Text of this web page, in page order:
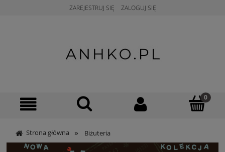
ZAREJESTRUJ SIĘ ZALOGUJ SIĘ
Strona główna » Biżuteria